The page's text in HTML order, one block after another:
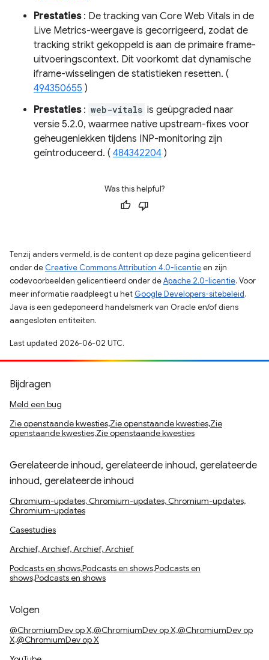
Prestaties: De tracking van Core Web Vitals in de
Live Metrics-weergave is gecorrigeerd, zodat de
tracking strikt gekoppeld is aan de primaire frame-
uitvoeringscontext. Dit voorkomt dat dynamische
iframe-wisselingen de statistieken resetten. (
494350655 )
Prestaties: web-vitals is geüpgraded naar
versie 5.2.0, waarmee native upstream-fixes voor
geheugenlekken tijdens INP-monitoring zijn
geïntroduceerd. ( 484342204 )
Was this helpful?
Tenzij anders vermeld, is de content op deze pagina gelicentieerd
onder de Creative Commons Attribution 4.0-licentieen zijn
codevoorbeelden gelicentieerd onder deApache 2.0-licentie. Voor
meer informatie raadpleegt u het Google Developers-sitebeleid.
Java is een gedeponeerd handelsmerk van Oracle en/of diens
aangesloten entiteiten.
Last updated 2026-06-02 UTC.
Bijdragen
Meld een bug
Zie openstaande kwesties,Zie openstaande kwesties,Zie
openstaande kwesties,Zie openstaande kwesties
Gerelateerde inhoud, gerelateerde inhoud, gerelateerde
inhoud, gerelateerde inhoud
Chromium-updates, Chromium-updates, Chromium-updates,
Chromium-updates
Casestudies
Archief, Archief, Archief, Archief
Podcasts en shows,Podcasts en shows,Podcasts en
shows,Podcasts en shows
Volgen
@ChromiumDev op X,@ChromiumDev op X,@ChromiumDev op
X,@ChromiumDev op X